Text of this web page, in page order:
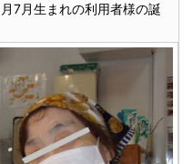
7月生まれの利用者様の誕